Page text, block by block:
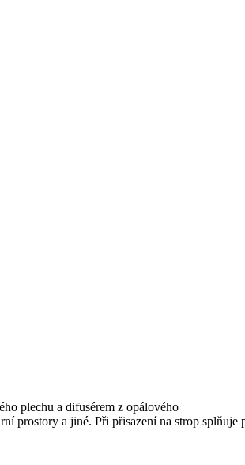
plechu a difusérem z opálového
a jiné. Při přisazení na strop splňuje